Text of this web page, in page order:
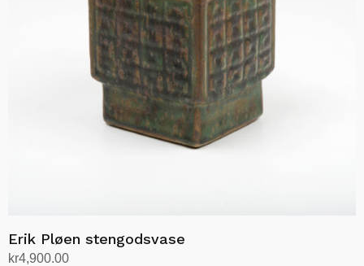
Erik Pløen stengodsvase
kr4,900.00